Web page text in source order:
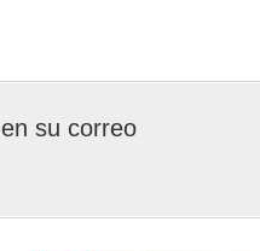
en su correo